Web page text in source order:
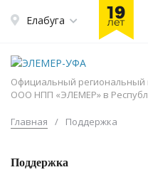
Елабуга
Официальный региональный
ООО НПП «ЭЛЕМЕР» в
Главная / Поддержка
Поддержка